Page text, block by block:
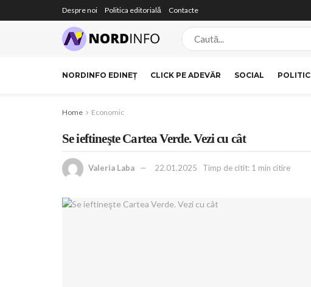
Despre noi Politica editorială Contacte
NORDINFO EDINEȚ CLICK PE ADEVĂR SOCIAL POLITIC
Home Economic
Se ieftineşte Cartea Verde. Vezi cu cât
Valeria Laba 22.01.2025 Timp de citit: 1 min citire